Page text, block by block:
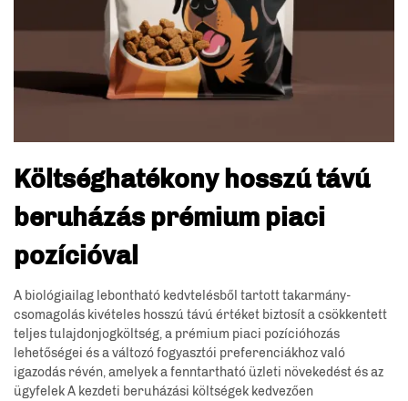
Költséghatékony hosszú távú
beruházás prémium piaci
pozícióval
A biológiailag lebontható kedvtelésből tartott takarmány-
csomagolás kivételes hosszú távú értéket biztosít a csökkentett
teljes tulajdonjogköltség, a prémium piaci pozícióhozás
lehetőségei és a változó fogyasztói preferenciákhoz való
igazodás révén, amelyek a fenntartható üzleti növekedést és az
ügyfelek A kezdeti beruházási költségek kedvezően